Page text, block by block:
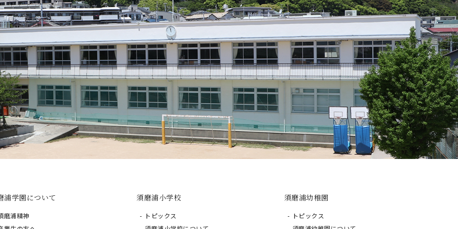
浦学園について
磨浦精神
須磨浦小学校
トピックス
須磨浦幼稚園
トピックス